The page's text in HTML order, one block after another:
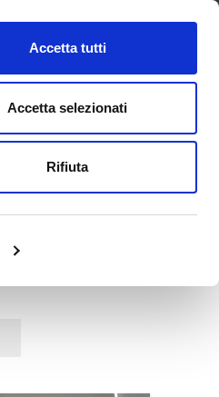
Accetta tutti
Accetta selezionati
Rifiuta
URP SERVIZI ONLINE
FacebookTwitterInstagram
LinkedIn